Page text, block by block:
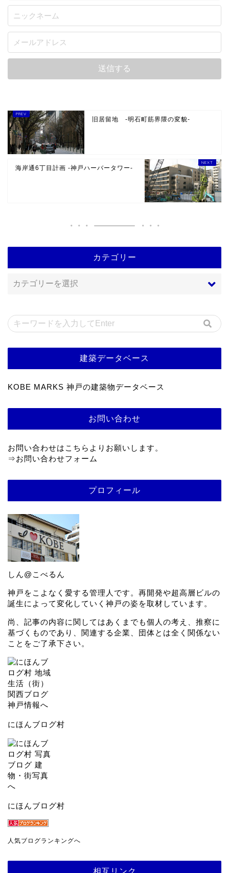
旧居留地 -明石町筋界隈の変貌-
海岸通6丁目計画 -神戸ハーバータワー-
カテゴリー
建築データベース
KOBE MARKS 神戸の建築物データベース
お問い合わせ
お問い合わせはこちらよりお願いします。
⇒お問い合わせフォーム
プロフィール
しん@こべるん
神戸をこよなく愛する管理人です。再開発や超高層ビルの
誕生によって変化していく神戸の姿を取材しています。
尚、記事の内容に関してはあくまでも個人の考え、推察に
基づくものであり、関連する企業、団体とは全く関係ない
ことをご了承下さい。
にほんブログ村
にほんブログ村
人気ブログランキングへ
相互リンク